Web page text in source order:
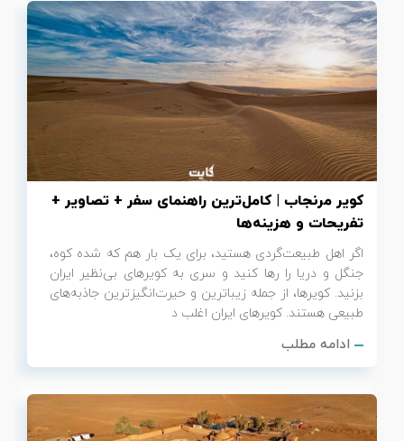
کویر مرنجاب | کامل‌ترین راهنمای سفر + تصاویر +
تفریحات و هزینه‌ها
اگر اهل طبیعت‌گردی هستید، برای یک بار هم که شده کوه،
جنگل و دریا را رها کنید و سری به کویرهای بی‌نظیر ایران
بزنید. کویرها، از جمله زیباترین و حیرت‌انگیزترین جاذبه‌های
طبیعی هستند. کویرهای ایران اغلب د
ادامه مطلب